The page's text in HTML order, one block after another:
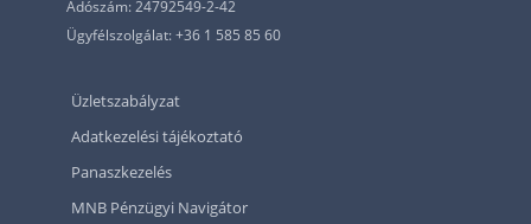
Adószám: 24792549-2-42
Ügyfélszolgálat: +36 1 585 85 60
Üzletszabályzat
Adatkezelési tájékoztató
Panaszkezelés
MNB Pénzügyi Navigátor